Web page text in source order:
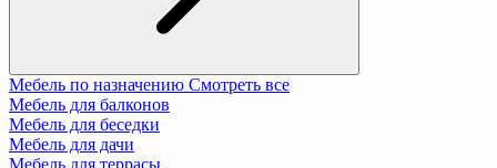
Мебель по назначению Смотреть все
Мебель для балконов
Мебель для беседки
Мебель для дачи